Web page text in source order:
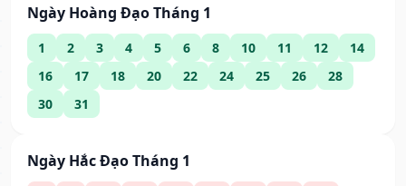
Ngày Hoàng Đạo Tháng 1
1 2 3 4 5 6 8 10 11 12
14
16
17 18 20 22 24 25 26
28
30
31
Ngày Hắc Đạo Tháng 1